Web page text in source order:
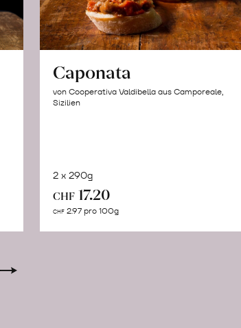
Caponata
von Cooperativa Valdibella aus Camporeale,
Sizilien
2 x 290g
CHF 17.20
CHF 2.97 pro 100g